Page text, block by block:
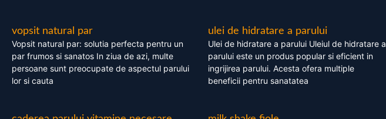
vopsit natural par
Vopsit natural par: solutia perfecta pentru un
par frumos si sanatos In ziua de azi, multe
persoane sunt preocupate de aspectul parului
lor si cauta
ulei de hidratare a parului
Ulei de hidratare a parului Uleiul de hidratare a
parului este un produs popular si eficient in
ingrijirea parului. Acesta ofera multiple
beneficii pentru sanatatea